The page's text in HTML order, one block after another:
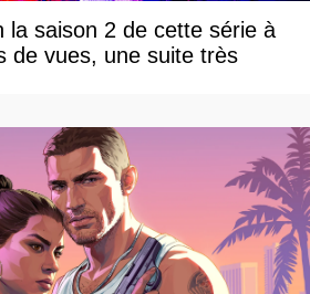
la saison 2 de cette série à
de vues, une suite très